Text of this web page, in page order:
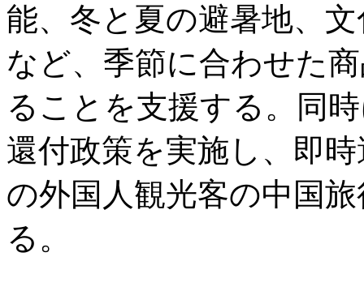
能、冬と夏の避暑地、
など、季節に合わせた
ることを支援する。同
還付政策を実施し、即
の外国人観光客の中国
る。